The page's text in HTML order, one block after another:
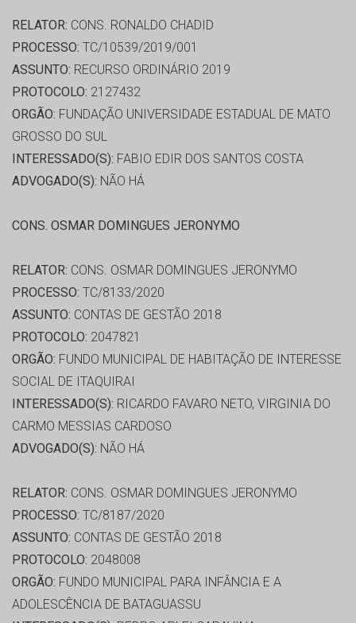
RELATOR: CONS. RONALDO CHADID
PROCESSO: TC/10539/2019/001
ASSUNTO: RECURSO ORDINÁRIO 2019
PROTOCOLO: 2127432
ORGÃO: FUNDAÇÃO UNIVERSIDADE ESTADUAL DE MATO
GROSSO DO SUL
INTERESSADO(S): FABIO EDIR DOS SANTOS COSTA
ADVOGADO(S): NÃO HÁ
CONS. OSMAR DOMINGUES JERONYMO
RELATOR: CONS. OSMAR DOMINGUES JERONYMO
PROCESSO: TC/8133/2020
ASSUNTO: CONTAS DE GESTÃO 2018
PROTOCOLO: 2047821
ORGÃO: FUNDO MUNICIPAL DE HABITAÇÃO DE INTERESSE
SOCIAL DE ITAQUIRAI
INTERESSADO(S): RICARDO FAVARO NETO, VIRGINIA DO
CARMO MESSIAS CARDOSO
ADVOGADO(S): NÃO HÁ
RELATOR: CONS. OSMAR DOMINGUES JERONYMO
PROCESSO: TC/8187/2020
ASSUNTO: CONTAS DE GESTÃO 2018
PROTOCOLO: 2048008
ORGÃO: FUNDO MUNICIPAL PARA INFÂNCIA E A
ADOLESCÊNCIA DE BATAGUASSU